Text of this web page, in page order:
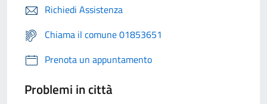
Richiedi Assistenza
Chiama il comune 01853651
Prenota un appuntamento
Problemi in città